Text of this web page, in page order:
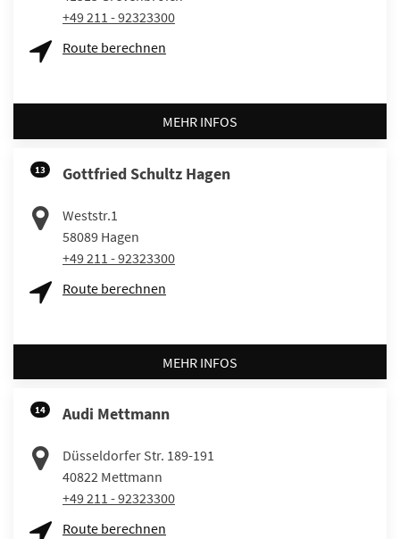
+49 211 - 92323300
Route berechnen
MEHR INFOS
13 Gottfried Schultz Hagen
Weststr.1
58089 Hagen
+49 211 - 92323300
Route berechnen
MEHR INFOS
14 Audi Mettmann
Düsseldorfer Str. 189-191
40822 Mettmann
+49 211 - 92323300
Route berechnen